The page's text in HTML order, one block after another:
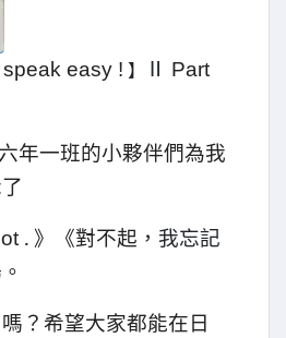
easy ! 】 Ⅱ Part
年一班的小夥伴們為我
. 》《對不起 ，我忘記
？希望大家都能在日